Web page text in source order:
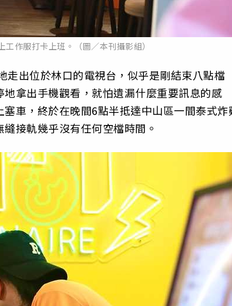
作服打卡上班。（圖／本刊攝影組）
出位於林口的電視台，似乎是剛結束八點檔
拿出手機觀看，就怕遺漏什麼重要訊息的感
車，終於在晚間6點半抵達中山區一間泰式炸
接軌幾乎沒有任何空檔時間。